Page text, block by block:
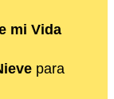
mi Vida
para